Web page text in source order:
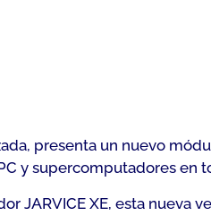
presenta un nuevo
y supercomputadores en
JARVICE XE, esta nueva